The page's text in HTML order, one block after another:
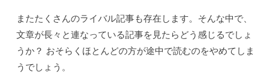
またたくさんのライバル記事も存在します。そんな中で、
文章が長々と連なっている記事を見たらどう感じるでしょ
うか？ おそらくほとんどの方が途中で読むのをやめてしま
うでしょう。